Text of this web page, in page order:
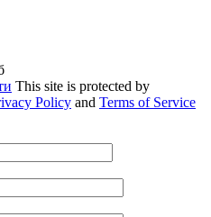
This site is protected by
Policy and Terms of Service